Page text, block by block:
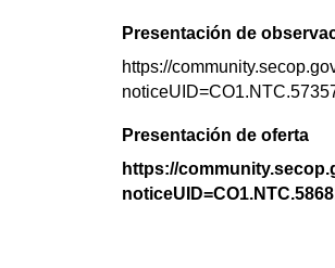
Presentación de
https://
Presentación de oferta
https://